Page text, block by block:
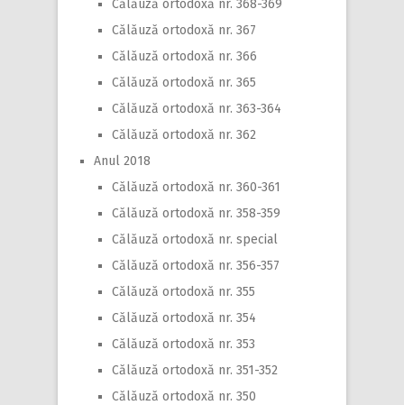
Călăuză ortodoxă nr. 368-369
Călăuză ortodoxă nr. 367
Călăuză ortodoxă nr. 366
Călăuză ortodoxă nr. 365
Călăuză ortodoxă nr. 363-364
Călăuză ortodoxă nr. 362
Anul 2018
Călăuză ortodoxă nr. 360-361
Călăuză ortodoxă nr. 358-359
Călăuză ortodoxă nr. special
Călăuză ortodoxă nr. 356-357
Călăuză ortodoxă nr. 355
Călăuză ortodoxă nr. 354
Călăuză ortodoxă nr. 353
Călăuză ortodoxă nr. 351-352
Călăuză ortodoxă nr. 350